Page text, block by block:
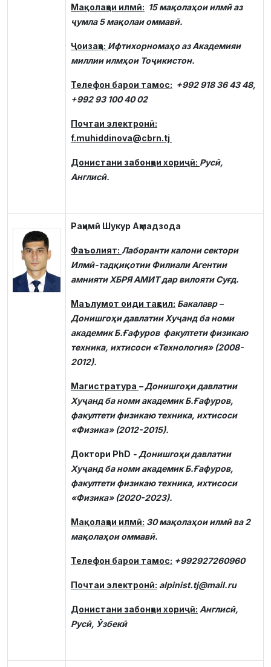
Мақолаҳои илмӣ: 15 мақолаҳои илмӣ аз
ҷумла 5 мақолаи оммавӣ.
Ҷоизаҳо: Ифтихорномаҳо аз Академияи
миллии илмҳои Тоҷикистон.
Телефон барои тамос: +992 918 36 43 48,
+992 93 100 40 02
Почтаи электронӣ:
f.muhiddinova@cbrn.tj
Донистани забонҳои хориҷӣ: Русӣ,
Англисӣ.
Раҳимӣ Шукур Аҳмадзода
Фаъолият: Лаборанти калони сектори
Илмӣ-тадқиқотии Филиали Агентии
амнияти ХБРЯ АМИТ дар вилояти Суғд.
Маълумот оиди таҳсил: Бакалавр –
Донишгоҳи давлатии Хуҷанд ба номи
академик Б.Ғафуров факултети физикаю
техника, ихтисоси «Технология» (2008-
2012).
Магистратура – Донишгоҳи давлатии
Хуҷанд ба номи академик Б.Ғафуров,
факултети физикаю техника, ихтисоси
«Физика» (2012-2015).
Доктори PhD - Донишгоҳи давлатии
Хуҷанд ба номи академик Б.Ғафуров,
факултети физикаю техника, ихтисоси
«Физика» (2020-2023).
Мақолаҳои илмӣ: 30 мақолаҳои илмӣ ва 2
мақолаҳои оммавӣ.
Телефон барои тамос: +992927260960
Почтаи электронӣ: alpinist.tj@mail.ru
Донистани забонҳои хориҷӣ: Англисӣ,
Русӣ, Ӯзбекӣ